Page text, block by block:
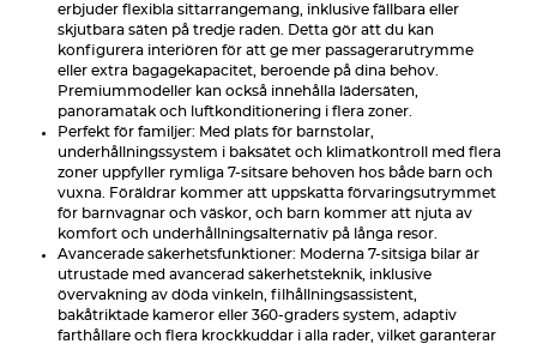
erbjuder flexibla sittarrangemang, inklusive fällbara eller
skjutbara säten på tredje raden. Detta gör att du kan
konfigurera interiören för att ge mer passagerarutrymme
eller extra bagagekapacitet, beroende på dina behov.
Premiummodeller kan också innehålla lädersäten,
panoramatak och luftkonditionering i flera zoner.
Perfekt för familjer: Med plats för barnstolar,
underhållningssystem i baksätet och klimatkontroll med flera
zoner uppfyller rymliga 7-sitsare behoven hos både barn och
vuxna. Föräldrar kommer att uppskatta förvaringsutrymmet
för barnvagnar och väskor, och barn kommer att njuta av
komfort och underhållningsalternativ på långa resor.
Avancerade säkerhetsfunktioner: Moderna 7-sitsiga bilar är
utrustade med avancerad säkerhetsteknik, inklusive
övervakning av döda vinkeln, filhållningsassistent,
bakåtriktade kameror eller 360-graders system, adaptiv
farthållare och flera krockkuddar i alla rader, vilket garanterar